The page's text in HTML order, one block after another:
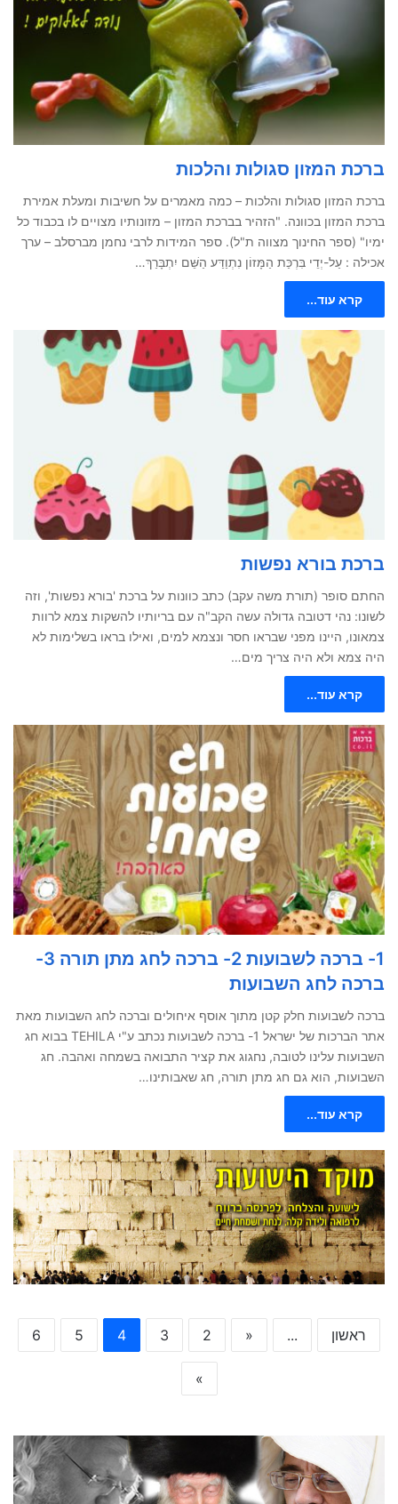
ברכת המזון סגולות והלכות
ברכת המזון סגולות והלכות – כמה מאמרים על חשיבות ומעלת אמירת
ברכת המזון בכוונה. "הזהיר בברכת המזון – מזונותיו מצויים לו בכבוד כל
ימיו" (ספר החינוך מצווה ת"ל). ספר המידות לרבי נחמן מברסלב – ערך
אכילה : עַל-יְדֵי בִּרְכַּת הַמָּזוֹן נִתְוַדַּע הַשֵּׁם יִתְבָּרַךְ…
קרא עוד...
ברכת בורא נפשות
החתם סופר (תורת משה עקב) כתב כוונות על ברכת 'בורא נפשות', וזה
לשונו: נהי דטובה גדולה עשה הקב"ה עם בריותיו להשקות צמא לרוות
צמאונו, היינו מפני שבראו חסר ונצמא למים, ואילו בראו בשלימות לא
היה צמא ולא היה צריך מים…
קרא עוד...
1- ברכה לשבועות 2- ברכה לחג מתן תורה 3-
ברכה לחג השבועות
ברכה לשבועות חלק קטן מתוך אוסף איחולים וברכה לחג השבועות מאת
אתר הברכות של ישראל 1- ברכה לשבועות נכתב ע"י TEHILA בבוא חג
השבועות עלינו לטובה, נחגוג את קציר התבואה בשמחה ואהבה. חג
השבועות, הוא גם חג מתן תורה, חג שאבותינו…
קרא עוד...
ראשון ...
«
2
3
4
5
6
»